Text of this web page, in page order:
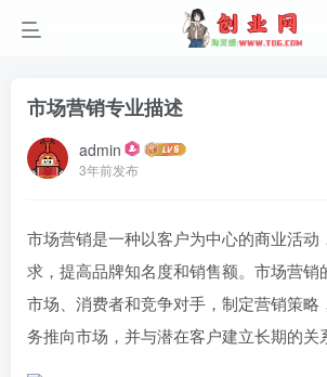
市场营销专业描述
admin
3年前发布
市场营销是一种以客户为中心的商业活动
求，提高品牌知名度和销售额。市场营销
市场、消费者和竞争对手，制定营销策略
务推向市场，并与潜在客户建立长期的关